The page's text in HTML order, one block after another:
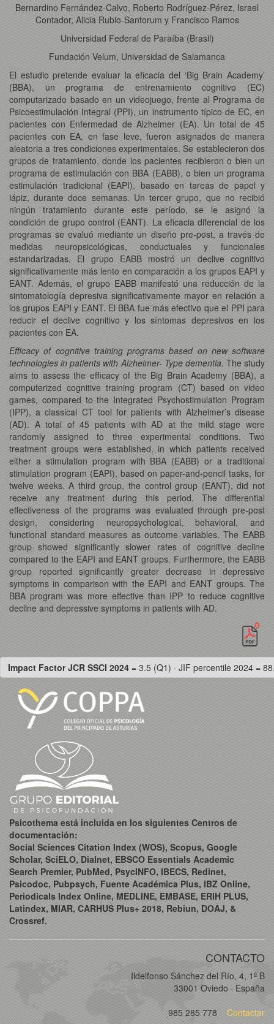
Bernardino Fernández-Calvo, Roberto Rodríguez-Pérez, Israel
Contador, Alicia Rubio-Santorum y Francisco Ramos
Universidad Federal de Paraíba (Brasil)
Fundación Velum, Universidad de Salamanca
El estudio pretende evaluar la eficacia del ‘Big Brain Academy’
(BBA), un programa de entrenamiento cognitivo (EC)
computarizado basado en un videojuego, frente al Programa de
Psicoestimulación Integral (PPI), un instrumento típico de EC, en
pacientes con Enfermedad de Alzheimer (EA). Un total de 45
pacientes con EA, en fase leve, fueron asignados de manera
aleatoria a tres condiciones experimentales. Se establecieron dos
grupos de tratamiento, donde los pacientes recibieron o bien un
programa de estimulación con BBA (EABB), o bien un programa
estimulación tradicional (EAPI), basado en tareas de papel y
lápiz, durante doce semanas. Un tercer grupo, que no recibió
ningún tratamiento durante este período, se le asignó la
condición de grupo control (EANT). La eficacia diferencial de los
programas se evaluó mediante un diseño pre-post, a través de
medidas neuropsicológicas, conductuales y funcionales
estandarizadas. El grupo EABB mostró un declive cognitivo
significativamente más lento en comparación a los grupos EAPI y
EANT. Además, el grupo EABB manifestó una reducción de la
sintomatología depresiva significativamente mayor en relación a
los grupos EAPI y EANT. El BBA fue más efectivo que el PPI para
reducir el declive cognitivo y los síntomas depresivos en los
pacientes con EA.
Efficacy of cognitive training programs based on new software
technologies in patients with Alzheimer- Type dementia. The study
aims to assess the efficacy of the Big Brain Academy (BBA), a
computerized cognitive training program (CT) based on video
games, compared to the Integrated Psychostimulation Program
(IPP), a classical CT tool for patients with Alzheimer’s disease
(AD). A total of 45 patients with AD at the mild stage were
randomly assigned to three experimental conditions. Two
treatment groups were established, in which patients received
either a stimulation program with BBA (EABB) or a traditional
stimulation program (EAPI), based on paper-and-pencil tasks, for
twelve weeks. A third group, the control group (EANT), did not
receive any treatment during this period. The differential
effectiveness of the programs was evaluated through pre-post
design, considering neuropsychological, behavioral, and
functional standard measures as outcome variables. The EABB
group showed significantly slower rates of cognitive decline
compared to the EAPI and EANT groups. Furthermore, the EABB
group reported significantly greater decrease in depressive
symptoms in comparison with the EAPI and EANT groups. The
BBA program was more effective than IPP to reduce cognitive
decline and depressive symptoms in patients with AD.
Impact Factor JCR SSCI 2024 = 3.5 (Q1) · JIF percentile 2024 =
Psicothema está incluida en los siguientes Centros de
documentación:
Social Sciences Citation Index (WOS), Scopus, Google
Scholar, SciELO, Dialnet, EBSCO Essentials Academic
Search Premier, PubMed, PsycINFO, IBECS, Redinet,
Psicodoc, Pubpsych, Fuente Académica Plus, IBZ Online,
Periodicals Index Online, MEDLINE, EMBASE, ERIH PLUS,
Latindex, MIAR, CARHUS Plus+ 2018, Rebiun, DOAJ, &
Crossref.
CONTACTO
Ildelfonso Sánchez del Río, 4, 1º B
33001 Oviedo · España
985 285 778
Contactar